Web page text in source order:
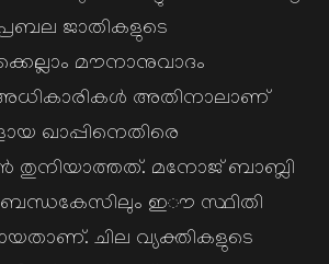
ജാതികളുടെ
മൗനാനുവാദം
അതിനാലാണ്
ഖാപ്പിനെതിരെ
തുനിയാത്തത്. മനോജ് ബാബ്ലി
ഇൗ സ്ഥിതി
ചില വ്യക്തികളുടെ